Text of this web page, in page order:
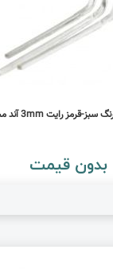
بدون قیمت